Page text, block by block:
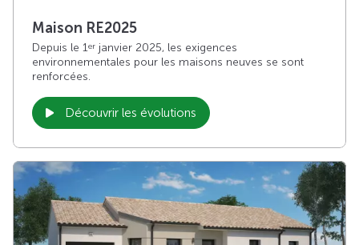
Maison RE2025
Depuis le 1er janvier 2025, les exigences
environnementales pour les maisons neuves se sont
renforcées.
Découvrir les évolutions